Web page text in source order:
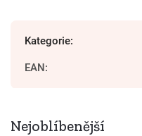
Kategorie:
EAN :
Nejoblíbenější